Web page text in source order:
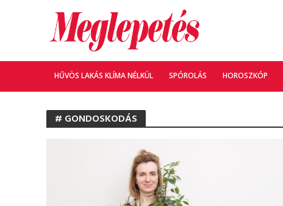
HŰVÖS LAKÁS KLÍMA NÉLKÜL SPÓROLÁS HOROSZKÓP
# GONDOSKODÁS